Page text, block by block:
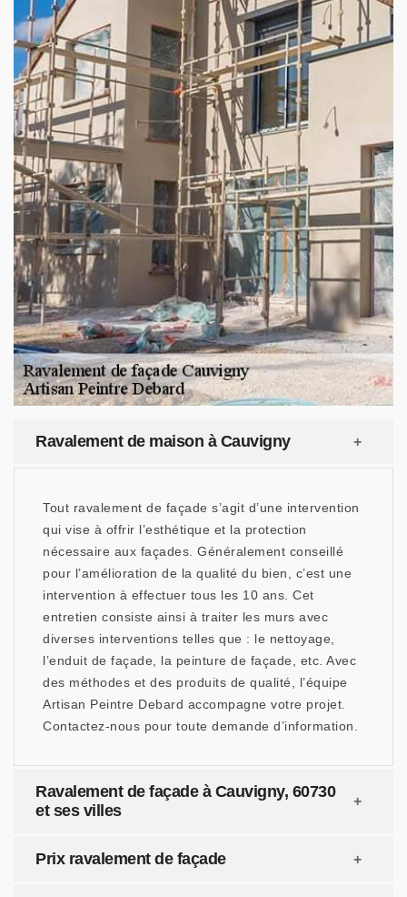
Ravalement de maison à Cauvigny
Tout ravalement de façade s’agit d’une intervention
qui vise à offrir l’esthétique et la protection
nécessaire aux façades. Généralement conseillé
pour l’amélioration de la qualité du bien, c’est une
intervention à effectuer tous les 10 ans. Cet
entretien consiste ainsi à traiter les murs avec
diverses interventions telles que : le nettoyage,
l’enduit de façade, la peinture de façade, etc. Avec
des méthodes et des produits de qualité, l’équipe
Artisan Peintre Debard accompagne votre projet.
Contactez-nous pour toute demande d’information.
Ravalement de façade à Cauvigny, 60730
et ses villes
Prix ravalement de façade